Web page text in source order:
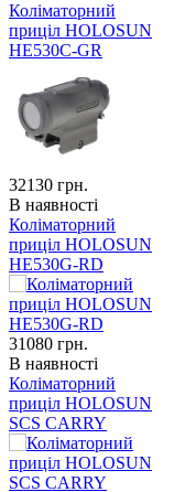
Коліматорний
приціл HOLOSUN
HE530C-GR
32130 грн.
В наявності
Коліматорний
приціл HOLOSUN
HE530G-RD
31080 грн.
В наявності
Коліматорний
приціл HOLOSUN
SCS CARRY